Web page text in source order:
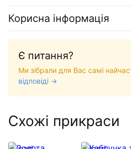
Корисна інформація
Є питання?
Ми зібрали для Вас самі
відповіді →
Схожі прикраси